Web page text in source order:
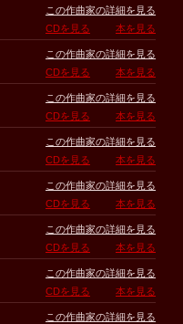
この作曲家の詳細を見る
CDを見る
本を見る
この作曲家の詳細を見る
CDを見る
本を見る
この作曲家の詳細を見る
CDを見る
本を見る
この作曲家の詳細を見る
CDを見る
本を見る
この作曲家の詳細を見る
CDを見る
本を見る
この作曲家の詳細を見る
CDを見る
本を見る
この作曲家の詳細を見る
CDを見る
本を見る
この作曲家の詳細を見る